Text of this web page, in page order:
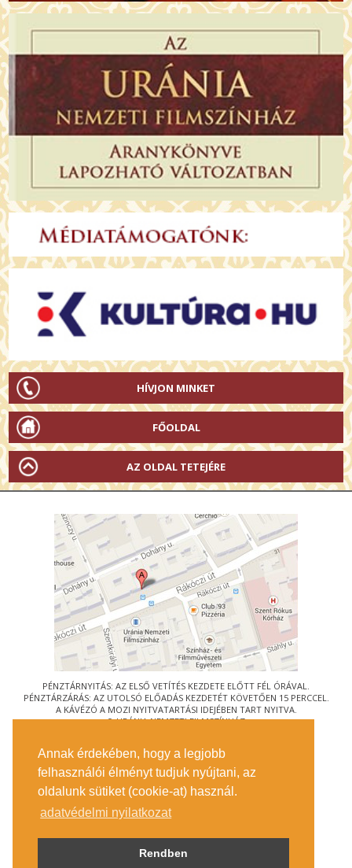
Annak érdekében, hogy a legjobb
felhasználói élményt tudjuk nyújtani, az
oldalunk sütiket (cookie-at) használ.
adatvédelmi nyilatkozat
Rendben
HÍVJON MINKET
FŐOLDAL
AZ OLDAL TETEJÉRE
PÉNZTÁRNYITÁS: AZ ELSŐ VETÍTÉS KEZDETE ELŐTT FÉL ÓRÁVAL.
PÉNZTÁRZÁRÁS: AZ UTOLSÓ ELŐADÁS KEZDETÉT KÖVETŐEN 15 PERCCEL.
A KÁVÉZÓ A MOZI NYITVATARTÁSI IDEJÉBEN TART NYITVA.
© URÁNIA NEMZETI FILMSZÍNHÁZ
1088 BUDAPEST, RÁKÓCZI ÚT 21.
MEGKÖZELÍTÉS
JEGYINFORMÁCIÓ
ÍRJON NEKÜNK!
KÖZÉRDEKŰ ADATOK